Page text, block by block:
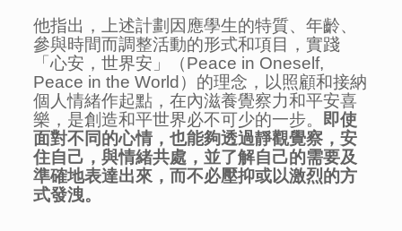
他指出，上述計劃因應學生的特質、年齡、
參與時間而調整活動的形式和項目，實踐
「心安，世界安」（Peace in Oneself,
Peace in the World）的理念，以照顧和接納
個人情緒作起點，在內滋養覺察力和平安喜
樂，是創造和平世界必不可少的一步。
即使
面對不同的心情，也能夠透過靜觀覺察，安
住自己，與情緒共處，並了解自己的需要及
準確地表達出來，而不必壓抑或以激烈的方
式發洩。